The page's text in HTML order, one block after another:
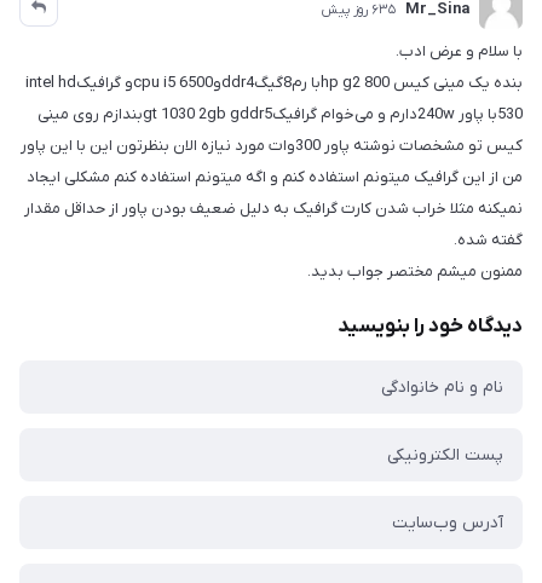
Mr_Sina 635 روز پیش
با سلام و عرض ادب.
بنده یک مینی کیس hp g2 800با رم8گیگddr4وcpu i5 6500و گرافیکintel hd
530با پاور 240wدارم و می‌خوام گرافیکgt 1030 2gb gddr5بندازم روی مینی
کیس تو مشخصات نوشته پاور 300وات مورد نیازه الان بنظرتون این با این پاور
من از این گرافیک میتونم استفاده کنم و اگه میتونم استفاده کنم مشکلی ایجاد
نمیکنه مثلا خراب شدن کارت گرافیک به دلیل ضعیف بودن پاور از حداقل مقدار
گفته شده.
ممنون میشم مختصر جواب بدید.
دیدگاه خود را بنویسید